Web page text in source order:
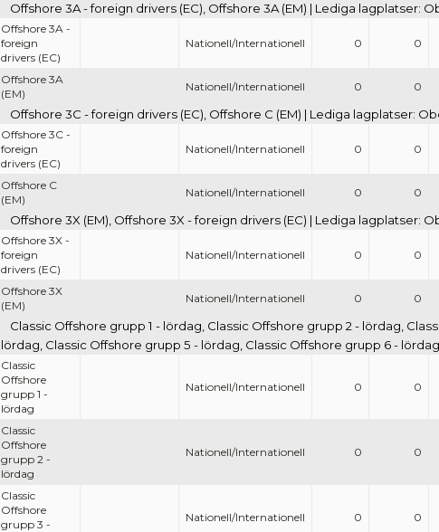
Offshore 3A - foreign drivers (EC), Offshore 3A (EM) | Lediga lagplatser:
Offshore 3A -
foreign
drivers (EC)
Nationell/Internationell 0 0
Offshore 3A
(EM)
Nationell/Internationell 0 0
Offshore 3C - foreign drivers (EC), Offshore C (EM) | Lediga lagplatser:
Offshore 3C -
foreign
drivers (EC)
Nationell/Internationell 0 0
Offshore C
(EM)
Nationell/Internationell 0 0
Offshore 3X (EM), Offshore 3X - foreign drivers (EC) | Lediga lagplatser:
Offshore 3X -
foreign
drivers (EC)
Nationell/Internationell 0 0
Offshore 3X
(EM)
Nationell/Internationell 0 0
Classic Offshore grupp 1 - lördag, Classic Offshore grupp 2 - lördag,
lördag, Classic Offshore grupp 5 - lördag, Classic Offshore grupp 6 -
Classic
Offshore
grupp 1 -
lördag
Nationell/Internationell 0 0
Classic
Offshore
grupp 2 -
lördag
Nationell/Internationell 0 0
Classic
Offshore
grupp 3 -
Nationell/Internationell 0 0